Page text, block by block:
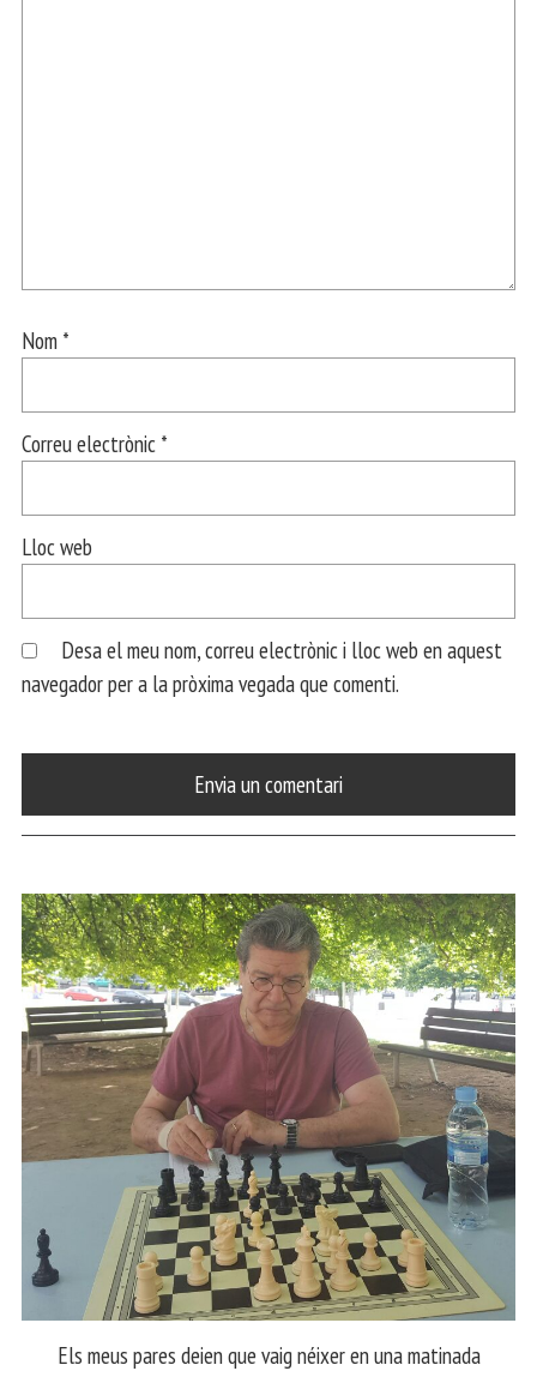
Nom *
Correu electrònic *
Lloc web
Desa el meu nom, correu electrònic i lloc web en aquest
navegador per a la pròxima vegada que comenti.
Els meus pares deien que vaig néixer en una matinada